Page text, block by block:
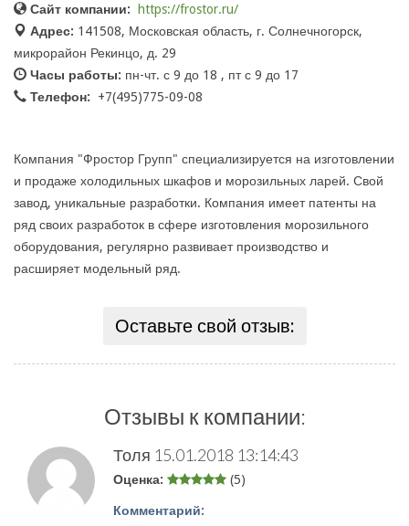
Сайт компании:
https://frostor.ru/
Адрес: 141508, Московская область, г. Солнечногорск,
микрорайон Рекинцо, д. 29
Часы работы: пн-чт. с 9 до 18 , пт с 9 до 17
Телефон:
+7(495)775-09-08
Компания "Фростор Групп" специализируется на изготовлении
и продаже холодильных шкафов и морозильных ларей. Свой
завод, уникальные разработки. Компания имеет патенты на
ряд своих разработок в сфере изготовления морозильного
оборудования, регулярно развивает производство и
расширяет модельный ряд.
Оставьте свой отзыв:
Отзывы к компании:
Толя 15.01.2018 13:14:43
Оценка: (5)
Комментарий: